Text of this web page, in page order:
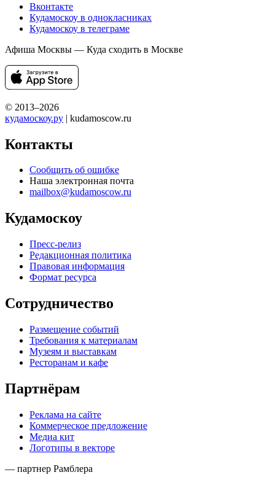
Вконтакте
Кудамоскоу в однокласниках
Кудамоскоу в телеграме
Афиша Москвы — Куда сходить в Москве
© 2013–2026
кудамоскоу.ру | kudamoscow.ru
Контакты
Сообщить об ошибке
Наша электронная почта
mailbox@kudamoscow.ru
Кудамоскоу
Пресс-релиз
Редакционная политика
Правовая информация
Формат ресурса
Сотрудничество
Размещение событий
Требования к материалам
Музеям и выставкам
Ресторанам и кафе
Партнёрам
Реклама на сайте
Коммерческое предложение
Медиа кит
Логотипы в векторе
— партнер Рамблера